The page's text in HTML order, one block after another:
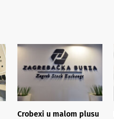
Crobexi u malom plusu